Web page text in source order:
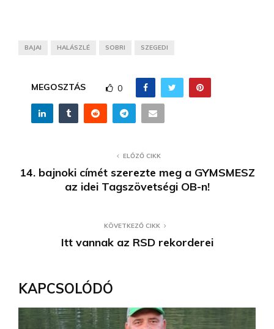
BAJAI HALÁSZLÉ SOBRI SZEGEDI
MEGOSZTÁS 0
ELŐZŐ CIKK
14. bajnoki címét szerezte meg a GYMSMESZ
az idei Tagszövetségi OB-n!
KÖVETKEZŐ CIKK
Itt vannak az RSD rekorderei
KAPCSOLÓDÓ